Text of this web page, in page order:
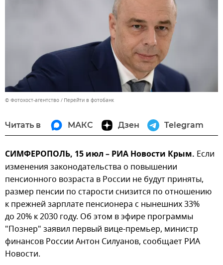
© Фотохост-агентство Перейти в фотобанк
Читать в МАКС Дзен Telegram
СИМФЕРОПОЛЬ, 15 июл – РИА Новости Крым. Если
изменения законодательства о повышении
пенсионного возраста в России не будут приняты,
размер пенсии по старости снизится по отношению
к прежней зарплате пенсионера с нынешних 33%
до 20% к 2030 году. Об этом в эфире программы
"Познер" заявил первый вице-премьер, министр
финансов России Антон Силуанов, сообщает РИА
Новости.